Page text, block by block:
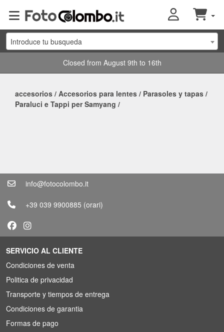
Introduce tu busqueda
Closed from August 9th to 16th
accesorios / Accesorios para lentes / Parasoles y tapas /
Paraluci e Tappi per Samyang /
info@fotocolombo.it
+39 039 9900885 (orari)
SERVICIO AL CLIENTE
Condiciones de venta
Politica de privacidad
Transporte y tiempos de entrega
Condiciones de garantia
Formas de pago